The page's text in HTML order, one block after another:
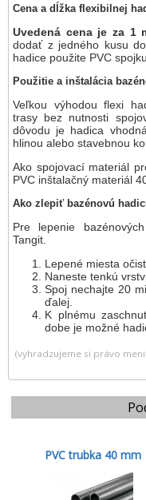
Cena a dĺžka flexibilnej
Uvedená cena je za 1
dodať z jedného kusu
hadice použite PVC
Použitie a inštalácia
Veľkou výhodou flexi
trasy bez nutnosti
dôvodu je hadica
hlinou alebo stavebnou
Ako spojovací materiál
PVC inštalačný materiál
Ako zlepiť bazénovú
Pre lepenie
Tangit.
Lepené miesta
Naneste tenkú
Spoj nechajte 20
ďalej.
K plnému
dobe je možné
(vyhradzujeme si právo
PVC trubka 40 mm